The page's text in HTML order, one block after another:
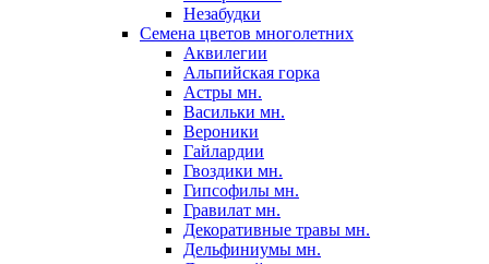
Незабудки
Семена цветов многолетних
Аквилегии
Альпийская горка
Астры мн.
Васильки мн.
Вероники
Гайлардии
Гвоздики мн.
Гипсофилы мн.
Гравилат мн.
Декоративные травы мн.
Дельфиниумы мн.